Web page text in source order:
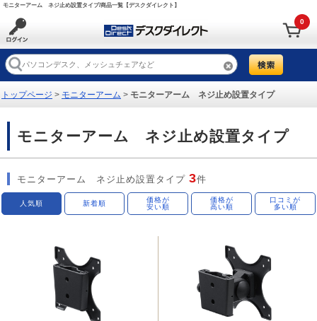
モニターアーム ネジ止め設置タイプ/商品一覧【デスクダイレクト】
0
トップページ > モニターアーム > モニターアーム ネジ止め設置タイプ
モニターアーム ネジ止め設置タイプ
モニターアーム ネジ止め設置タイプ 3件
人気順 新着順
価格が
安い順
価格が
高い順
口コミが
多い順